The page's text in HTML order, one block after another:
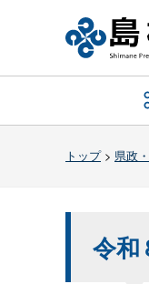
トップ> 県政
令和